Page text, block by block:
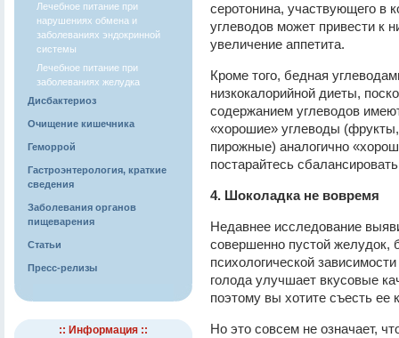
Лечебное питание при
нарушениях обмена и
заболеваниях эндокринной
системы
Лечебное питание при
заболеваниях желудка
Дисбактериоз
Очищение кишечника
Геморрой
Гастроэнтерология, краткие
сведения
Заболевания органов
пищеварения
Статьи
Пресс-релизы
:: Информация ::
серотонина, участвующего в
углеводов может привести к
увеличение аппетита.
Кроме того, бедная
низкокалорийной диеты,
содержанием углеводов
«хорошие» углеводы
пирожные) аналогично
постарайтесь
4. Шоколадка не вовремя
Недавнее исследование
совершенно пустой желудок,
психологической
голода улучшает вкусовые
поэтому вы хотите съесть
Но это совсем не означает,